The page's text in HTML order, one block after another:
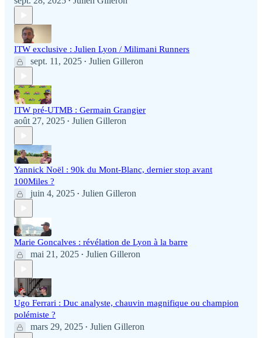
ITW exclusive : Julien Lyon / Milimani Runners
sept. 11, 2025 • Julien Gilleron
ITW pré-UTMB : Germain Grangier
août 27, 2025 • Julien Gilleron
Yannick Noël : 90k du Mont-Blanc, dernier stop avant
100Miles ?
juin 4, 2025 • Julien Gilleron
Marie Goncalves : révélation de Lyon à la barre
mai 21, 2025 • Julien Gilleron
Ugo Ferrari : Duc analyste, chauvin magnifique ou champion
polémiste ?
mars 29, 2025 • Julien Gilleron